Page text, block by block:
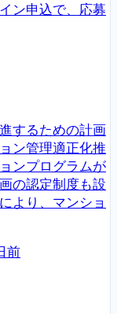
ン申込で、応募
するための計画
ン管理適正化推
ンプログラムが
の認定制度も設
より、マンショ
前